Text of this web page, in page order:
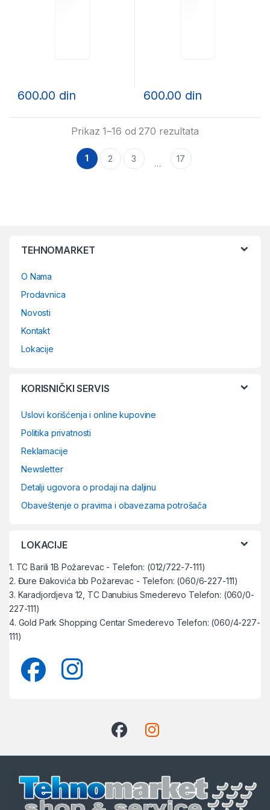
600.00 din 600.00 din
Prikaz 1–16 od 270 rezultataSortirano po
1 2 3 … 17
TEHNOMARKET
O Nama
Prodavnica
Novosti
Kontakt
Lokacije
KORISNIČKI SERVIS
Uslovi korišćenja i online kupovine
Politika privatnosti
Reklamacije
Newsletter
Detalji ugovora o prodaji na daljinu
Obaveštenje o pravima i obavezama potrošača
LOKACIJE
1. TC Barili 1B Požarevac - Telefon: (012/722-7-111)
2. Đure Đakovića bb Požarevac - Telefon: (060/6-227-111)
3. Karadjordjeva 12, TC Danubius Smederevo Telefon: (060/0-
227-111)
4. Gold Park Shopping Centar Smederevo Telefon: (060/4-227-
111)